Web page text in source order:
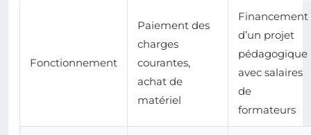
Fonctionnement
Paiement des
charges
courantes,
achat de
matériel
Financement
d’un projet
pédagogique
avec salaires
de
formateurs